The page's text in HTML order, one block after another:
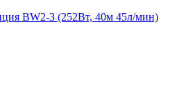
BW2-3 (252Вт, 40м 45л/мин)